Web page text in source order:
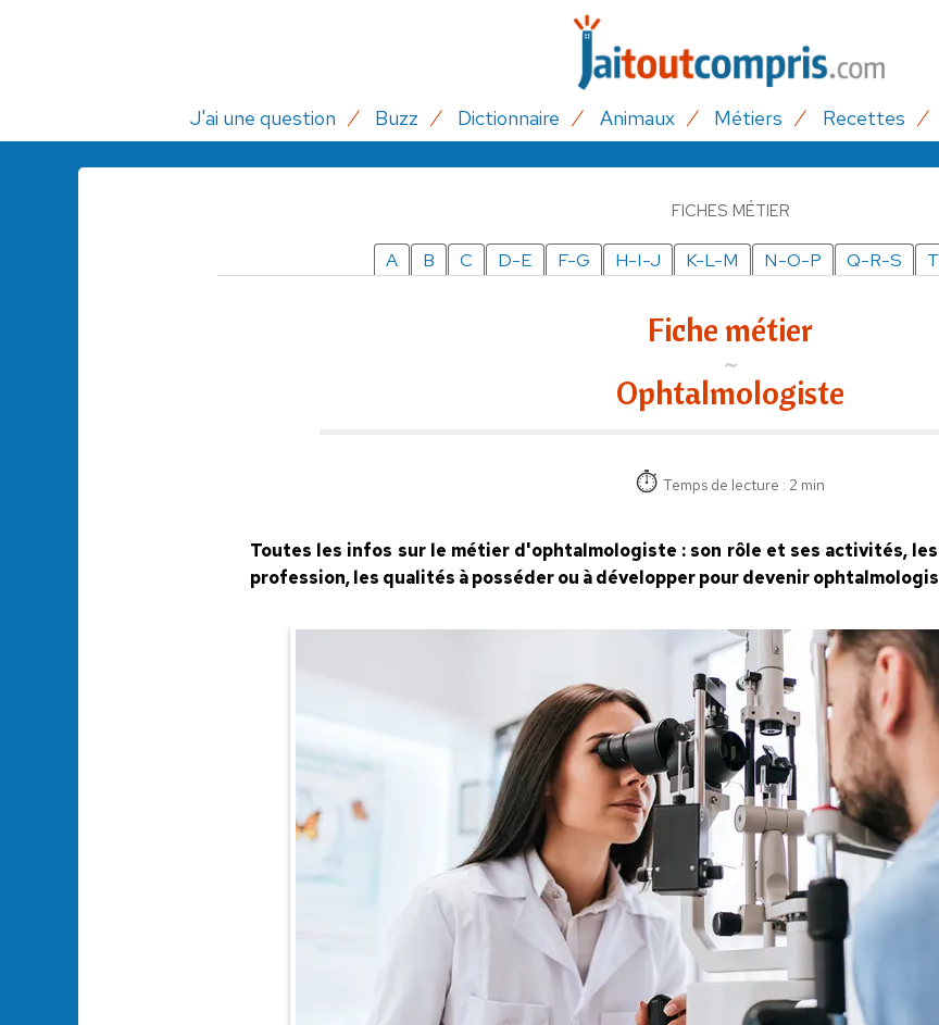
J'ai une question Buzz Dictionnaire Animaux Métiers Recettes
FICHES MÉTIER
A B C D-E F-G H-I-J K-L-M N-O-P Q-R-S
Fiche métier
Ophtalmologiste
Temps de lecture : 2 min
Toutes les infos sur le métier d'ophtalmologiste : son rôle et ses activités,
profession, les qualités à posséder ou à développer pour devenir